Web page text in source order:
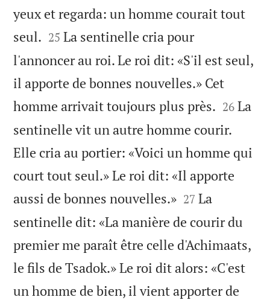
yeux et regarda: un homme courait tout
seul. 

25 La sentinelle cria pour
l'annoncer au roi. Le roi dit: «S'il est seul,
il apporte de bonnes nouvelles.» Cet
homme arrivait toujours plus près. 

26 La
sentinelle vit un autre homme courir.
Elle cria au portier: «Voici un homme qui
court tout seul.» Le roi dit: «Il apporte
aussi de bonnes nouvelles.»
27 La
sentinelle dit: «La manière de courir du
premier me paraît être celle d'Achimaats,
le fils de Tsadok.» Le roi dit alors: «C'est
un homme de bien, il vient apporter de